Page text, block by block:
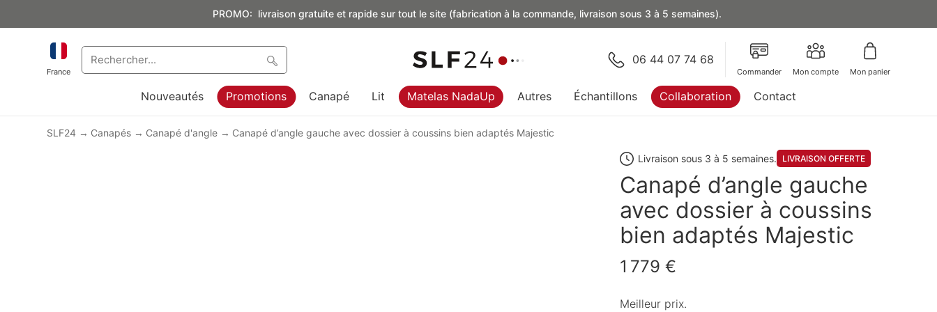
PROMO: livraison gratuite et rapide sur tout le site (fabrication à la commande, livraison sous 3 à 5 semaines).
France
06 44 07 74 68
Commander Mon compte Mon panier
Nouveautés Promotions Canapé Lit Matelas NadaUp Autres Échantillons Collaboration Contact
SLF24 Canapés Canapé d'angle Canapé d’angle gauche avec dossier à coussins bien adaptés Majestic
Livraison sous 3 à 5 semaines. LIVRAISON OFFERTE
Canapé d’angle gauche
avec dossier à coussins
bien adaptés Majestic
1 779 €
Meilleur prix.